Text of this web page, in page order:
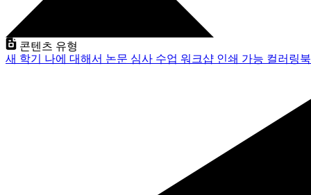
콘텐츠 유형
새 학기 나에 대해서 논문 심사 수업 워크샵 인쇄 가능 컬러링북